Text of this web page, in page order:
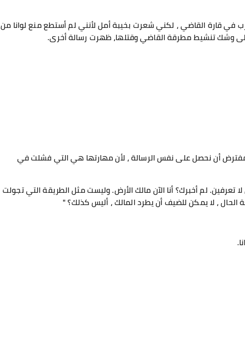
في قارة القاضي ، لكني شعرت بخيبة أمل لأنني لم أستطع منع لوانا من
وشك تنشيط مطرقة القاضي وقتلها، ظهرت رسالة أخرى.
المفترض أن نحصل على نفس الرسالة ، لأن مهارتها هي التي فشلت في
لم أخبرك؟ أنا الآن مالك الأرض. وليست مثل الطريقة التي تجولت
، لا يمكن للضيف أن يطرد المالك ، أليس كذلك؟ "